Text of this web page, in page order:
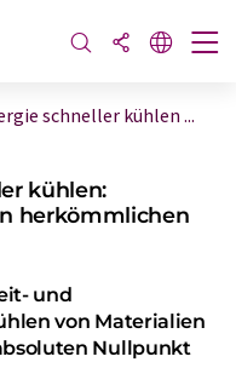
schneller kühlen ...
kühlen:
herkömmlichen
und
von Materialien
Nullpunkt